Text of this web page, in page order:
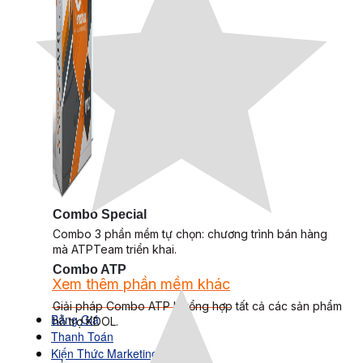
Combo Special
Combo 3 phần mềm tự chọn: chương trình bán hàng
mà ATPTeam triển khai.
Xem thêm phần mềm khác
Xem thêm phần mềm khác
Bảng Giá
Thanh Toán
Kiến Thức Marketing
Combo ATP
Giải pháp Combo ATP là tổng hợp tất cả các sản phẩm
hỗ trợ KDOL.